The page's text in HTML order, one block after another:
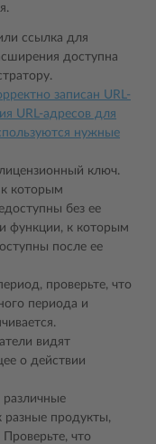
ссылка для
доступна
записан URL-
URL-адресов для
нужные
ключ.
которым
без ее
функции, к которым
после ее
проверьте, что
периода и
видят
о действии
продукты,
что